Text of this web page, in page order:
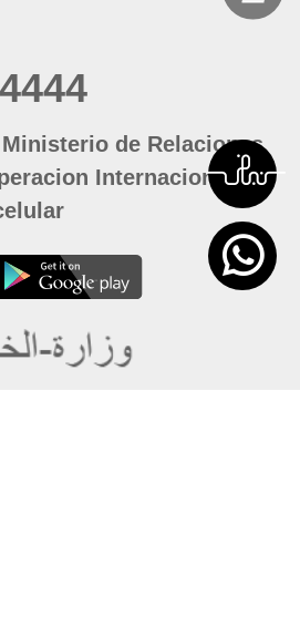
de Relaciones
Internacional